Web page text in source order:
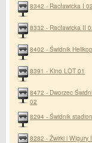
8342 - Racławicka I 02
8332 - Racławicka II
8402 - Świdnik
8391 - Kino LOT 01
8472 - Dworzec
02
8294 - Świdnik
8282 - Żwirki i Wigury